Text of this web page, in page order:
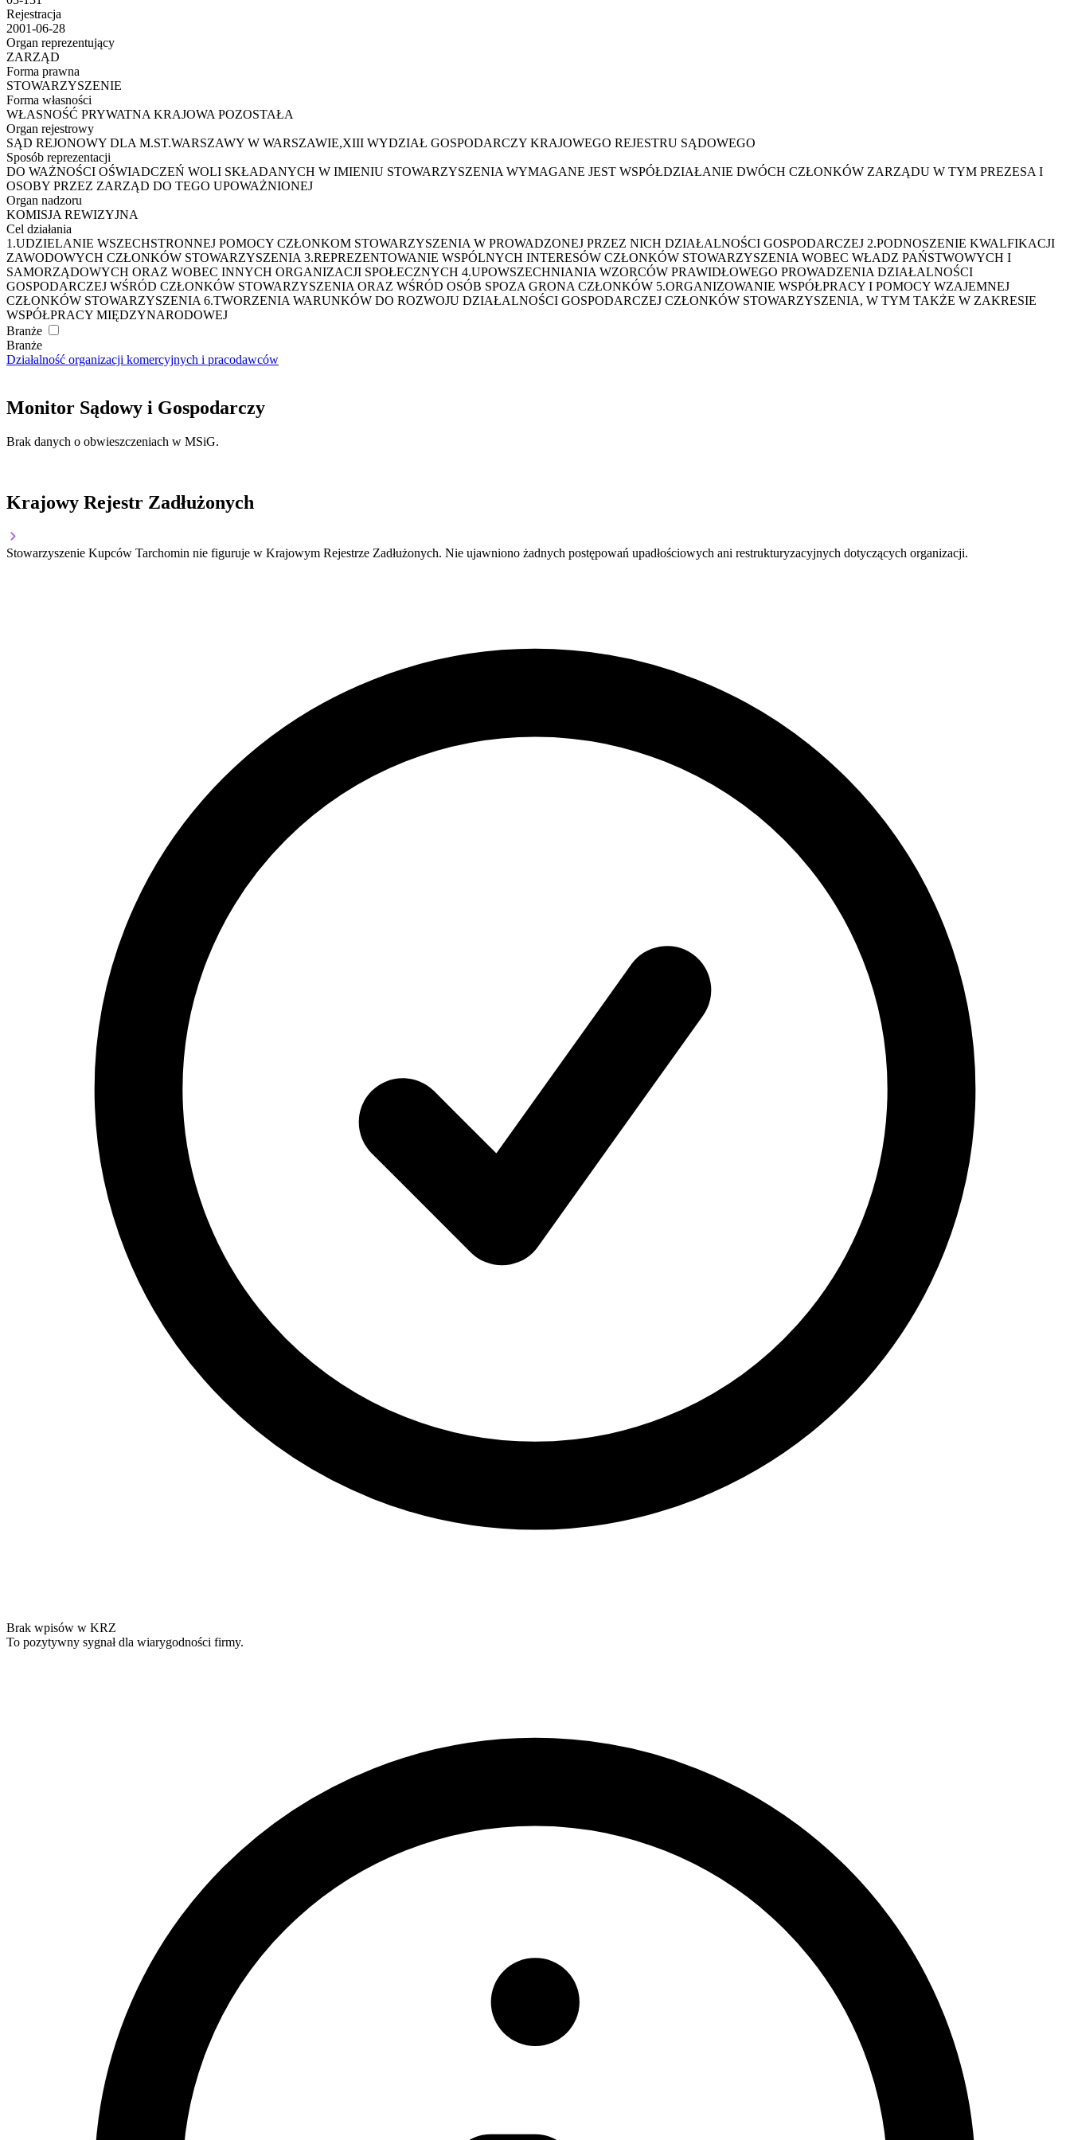
Rejestracja
2001-06-28
Organ reprezentujący
ZARZĄD
Forma prawna
STOWARZYSZENIE
Forma własności
WŁASNOŚĆ PRYWATNA KRAJOWA POZOSTAŁA
Organ rejestrowy
SĄD REJONOWY DLA M.ST.WARSZAWY W WARSZAWIE,XIII WYDZIAŁ GOSPODARCZY KRAJOWEGO REJESTRU SĄDOWEGO
Sposób reprezentacji
DO WAŻNOŚCI OŚWIADCZEŃ WOLI SKŁADANYCH W IMIENIU STOWARZYSZENIA WYMAGANE JEST WSPÓŁDZIAŁANIE DWÓCH CZŁONKÓW ZARZĄDU W TYM PREZESA I
OSOBY PRZEZ ZARZĄD DO TEGO UPOWAŻNIONEJ
Organ nadzoru
KOMISJA REWIZYJNA
Cel działania
1.UDZIELANIE WSZECHSTRONNEJ POMOCY CZŁONKOM STOWARZYSZENIA W PROWADZONEJ PRZEZ NICH DZIAŁALNOŚCI GOSPODARCZEJ 2.PODNOSZENIE KWALFIKACJI
ZAWODOWYCH CZŁONKÓW STOWARZYSZENIA 3.REPREZENTOWANIE WSPÓLNYCH INTERESÓW CZŁONKÓW STOWARZYSZENIA WOBEC WŁADZ PAŃSTWOWYCH I
SAMORZĄDOWYCH ORAZ WOBEC INNYCH ORGANIZACJI SPOŁECZNYCH 4.UPOWSZECHNIANIA WZORCÓW PRAWIDŁOWEGO PROWADZENIA DZIAŁALNOŚCI
GOSPODARCZEJ WŚRÓD CZŁONKÓW STOWARZYSZENIA ORAZ WŚRÓD OSÓB SPOZA GRONA CZŁONKÓW 5.ORGANIZOWANIE WSPÓŁPRACY I POMOCY WZAJEMNEJ
CZŁONKÓW STOWARZYSZENIA 6.TWORZENIA WARUNKÓW DO ROZWOJU DZIAŁALNOŚCI GOSPODARCZEJ CZŁONKÓW STOWARZYSZENIA, W TYM TAKŻE W ZAKRESIE
WSPÓŁPRACY MIĘDZYNARODOWEJ
Branże
Branże
Działalność organizacji komercyjnych i pracodawców
Monitor Sądowy i Gospodarczy
Brak danych o obwieszczeniach w MSiG.
Krajowy Rejestr Zadłużonych
Stowarzyszenie Kupców Tarchomin nie figuruje w Krajowym Rejestrze Zadłużonych. Nie ujawniono żadnych postępowań upadłościowych ani restrukturyzacyjnych dotyczących organizacji.
Brak wpisów w KRZ
To pozytywny sygnał dla wiarygodności firmy.